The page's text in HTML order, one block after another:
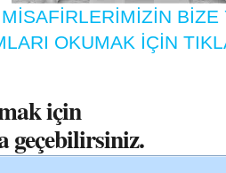
OKUMAK İÇİN
için
geçebilirsiniz.